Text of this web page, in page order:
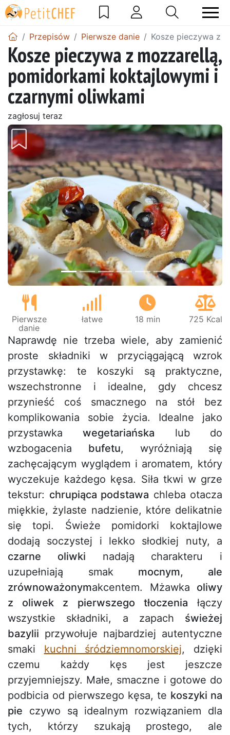
Przepisów Pierwsze danie Kosze pieczywa z
Kosze pieczywa z mozzarellą,
pomidorkami koktajlowymi i
czarnymi oliwkami
zagłosuj teraz
Wróć Dalej
Pierwsze
danie
łatwe 18 min 725 Kcal
Naprawdę nie trzeba wiele, aby zamienić
proste składniki w przyciągającą wzrok
przystawkę: te koszyki są praktyczne,
wszechstronne i idealne, gdy chcesz
przynieść coś smacznego na stół bez
komplikowania sobie życia. Idealne jako
przystawkawegetariańska lub do
wzbogacenia bufetu, wyróżniają się
zachęcającym wyglądem i aromatem, który
wyczekuje każdego kęsa. Siła tkwi w grze
tekstur: chrupiąca podstawa chleba otacza
miękkie, żylaste nadzienie, które delikatnie
się topi. Świeże pomidorki koktajlowe
dodają soczystej i lekko słodkiej nuty, a
czarne oliwki nadają charakteru i
uzupełniają smak mocnym, ale
zrównoważonymakcentem. Mżawka oliwy
z oliwek z pierwszego tłoczenia łączy
wszystkie składniki, a zapach świeżej
bazylii przywołuje najbardziej autentyczne
smaki kuchni śródziemnomorskiej, dzięki
czemu każdy kęs jest jeszcze
przyjemniejszy. Małe, smaczne i gotowe do
podbicia od pierwszego kęsa, te koszyki na
pie czywo są idealnym rozwiązaniem dla
tych, którzy szukają prostego, ale